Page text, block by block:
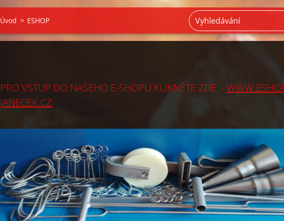
Úvod > ESHOP
PRO VSTUP DO NAŠEHO E-SHOPU KLIKNĚTE ZDE -
JANECEK.CZ